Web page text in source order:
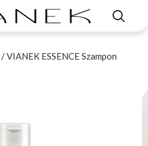
/ VIANEK ESSENCE Szampon